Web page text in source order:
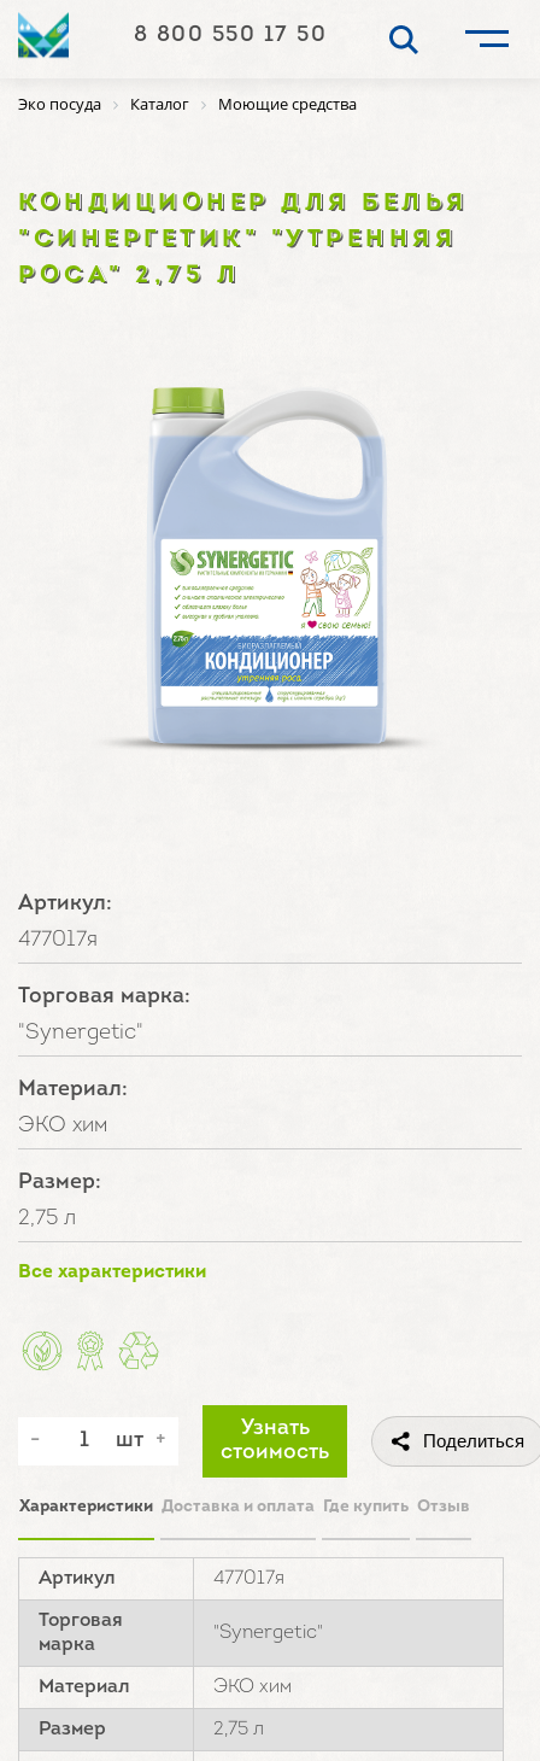
8 800 550 17 50
Эко посуда Каталог Моющие средства
КОНДИЦИОНЕР ДЛЯ БЕЛЬЯ
"СИНЕРГЕТИК" "УТРЕННЯЯ
РОСА" 2,75 Л
Артикул:
477017я
Торговая марка:
"Synergetic"
Материал:
ЭКО хим
Размер:
2,75 л
Все характеристики
шт
Узнать
стоимость
Поделиться
Характеристики Доставка и оплата Где купить Отзыв
Артикул 477017я
Торговая
марка
"Synergetic"
Материал ЭКО хим
Размер 2,75 л